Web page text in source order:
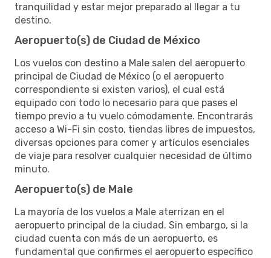
tranquilidad y estar mejor preparado al llegar a tu
destino.
Aeropuerto(s) de Ciudad de México
Los vuelos con destino a Male salen del aeropuerto
principal de Ciudad de México (o el aeropuerto
correspondiente si existen varios), el cual está
equipado con todo lo necesario para que pases el
tiempo previo a tu vuelo cómodamente. Encontrarás
acceso a Wi-Fi sin costo, tiendas libres de impuestos,
diversas opciones para comer y artículos esenciales
de viaje para resolver cualquier necesidad de último
minuto.
Aeropuerto(s) de Male
La mayoría de los vuelos a Male aterrizan en el
aeropuerto principal de la ciudad. Sin embargo, si la
ciudad cuenta con más de un aeropuerto, es
fundamental que confirmes el aeropuerto específico